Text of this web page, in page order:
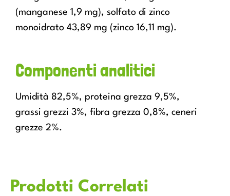
(manganese 1,9 mg), solfato di zinco
monoidrato 43,89 mg (zinco 16,11 mg).
Componenti analitici
Umidità 82,5%, proteina grezza 9,5%,
grassi grezzi 3%, fibra grezza 0,8%, ceneri
grezze 2%.
Prodotti Correlati